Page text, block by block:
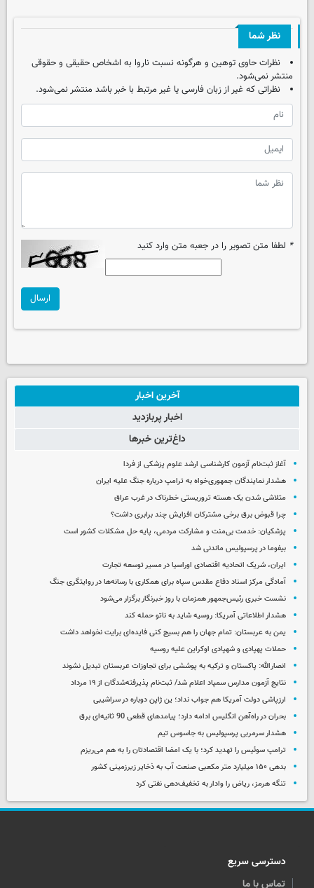
نظر شما
نظرات حاوی توهین و هرگونه نسبت ناروا به اشخاص حقیقی و حقوقی
منتشر نمی‌شود.
نظراتی که غیر از زبان فارسی یا غیر مرتبط با خبر باشد منتشر نمی‌شود.
* لطفا متن تصویر را در جعبه متن وارد کنید
ارسال
آخرین اخبار
اخبار پربازدید
داغ‌ترین خبرها
آغاز ثبت‌نام‌ آزمون کارشناسی ارشد علوم پزشکی از فردا
هشدار نمایندگان جمهوری‌خواه به ترامپ درباره جنگ علیه ایران
متلاشی شدن یک هسته تروریستی خطرناک در غرب عراق
چرا قبوض برق برخی مشترکان افزایش چند برابری داشت؟
پزشکیان: خدمت بی‌منت و مشارکت مردمی، پایه حل مشکلات کشور است
بیفوما در پرسپولیس ماندنی شد
ایران، شریک اتحادیه اقتصادی اوراسیا در مسیر توسعه تجارت
آمادگی مرکز اسناد دفاع مقدس سپاه برای همکاری با رسانه‌ها در روایتگری جنگ
نشست خبری رئیس‌جمهور همزمان با روز خبرنگار برگزار می‌شود
هشدار اطلاعاتی آمریکا: روسیه شاید به ناتو حمله کند
یمن به عربستان: تمام جهان را هم بسیج کنی فایده‌ای برایت نخواهد داشت
حملات پهپادی و شهپادی اوکراین علیه روسیه
انصارالله: پاکستان و ترکیه به پوششی برای تجاوزات عربستان تبدیل نشوند
نتایج آزمون مدارس سمپاد اعلام شد/ ثبت‌نام پذیرفته‌شدگان از ۱۹ مرداد
ارزپاشی دولت آمریکا هم جواب نداد؛ ین ژاپن دوباره در سراشیبی
بحران در راه‌آهن انگلیس ادامه دارد؛ پیامدهای قطعی 90 ثانیه‌ای برق
هشدار سرمربی پرسپولیس به جاسوس تیم
ترامپ سوئیس را تهدید کرد؛ با یک امضا اقتصادتان را به هم می‌ریزم
بدهی ۱۵۰ میلیارد متر مکعبی صنعت آب به ذخایر زیرزمینی کشور
تنگه هرمز، ریاض را وادار به تخفیف‌دهی نفتی کرد
دسترسی سریع
تماس با ما